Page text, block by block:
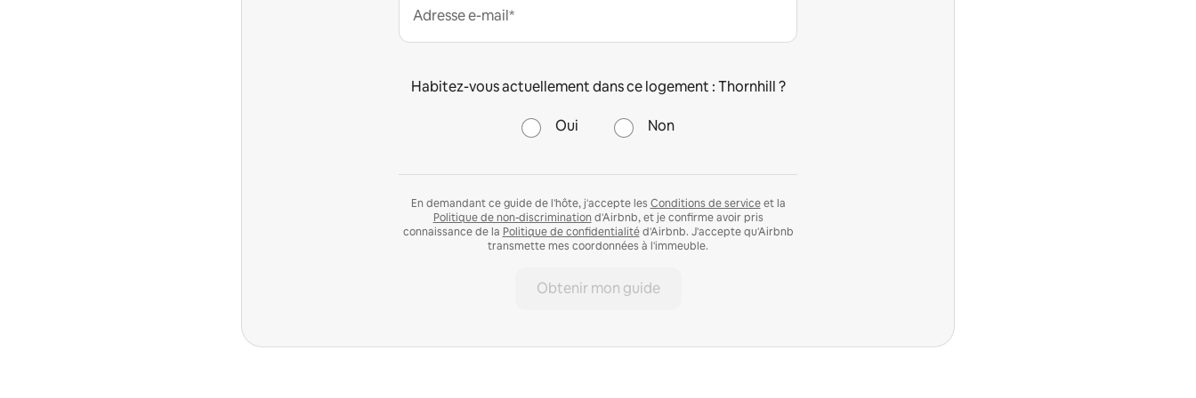
Adresse e-mail*
Habitez-vous actuellement dans ce logement : Thornhill ?
Oui Non
En demandant ce guide de l'hôte, j'accepte les Conditions de serviceet la
Politique de non-discrimination d'Airbnb, et je confirme avoir pris
connaissance de la Politique de confidentialitéd'Airbnb. J'accepte qu'Airbnb
transmette mes coordonnées à l'immeuble.
Obtenir mon guide